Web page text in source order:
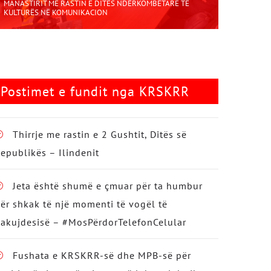
MANASTIRIT ME RASTIN E DITËS NDËRKOMBËTARE TË
KULTURËS NË KOMUNIKACION
Postimet e fundit nga KRSKRR
Thirrje me rastin e 2 Gushtit, Ditës së
– Ilindenit
Jeta është shumë e çmuar për ta humbur
shkak të një momenti të vogël të
– #MosPërdorTelefonCelular
Fushata e KRSKRR-së dhe MPB-së për